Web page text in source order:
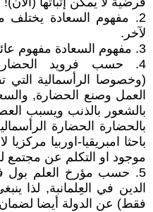
2. مفهوم السعادة
لآخر.
3. مفهوم السعادة مفهوم عائم وهو ليس نقيض التعاسة.
4. حسب فرويد
(وخصوصا الرأسمالية
العمل وصنع الحضارة,
بالشعور بالذنب ويسبب
بالحضارة الحضارة
باحثا امبريقيا-اوربيا
موجود او التكلم عن مجتمع
5. حسب مؤرخ العلم بول
الدين في العِلمانبة, لذا
فقط) عن الدولة أيضا